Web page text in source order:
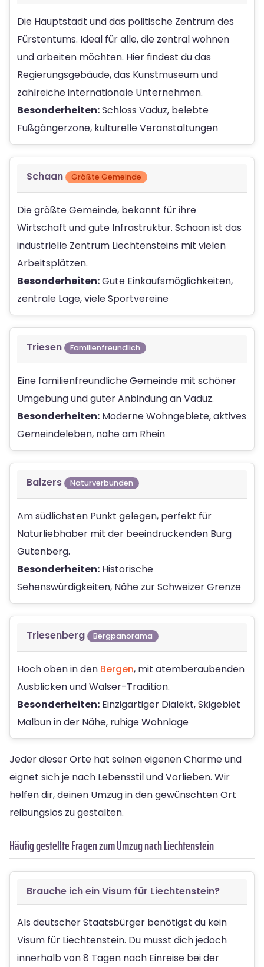
Die Hauptstadt und das politische Zentrum des
Fürstentums. Ideal für alle, die zentral wohnen
und arbeiten möchten. Hier findest du das
Regierungsgebäude, das Kunstmuseum und
zahlreiche internationale Unternehmen.
Besonderheiten:Schloss Vaduz, belebte
Fußgängerzone, kulturelle Veranstaltungen
Schaan Größte Gemeinde
Die größte Gemeinde, bekannt für ihre
Wirtschaft und gute Infrastruktur. Schaan ist das
industrielle Zentrum Liechtensteins mit vielen
Arbeitsplätzen.
Besonderheiten:Gute Einkaufsmöglichkeiten,
zentrale Lage, viele Sportvereine
Triesen Familienfreundlich
Eine familienfreundliche Gemeinde mit schöner
Umgebung und guter Anbindung an Vaduz.
Besonderheiten: Moderne Wohngebiete, aktives
Gemeindeleben, nahe am Rhein
Balzers Naturverbunden
Am südlichsten Punkt gelegen, perfekt für
Naturliebhaber mit der beeindruckenden Burg
Gutenberg.
Besonderheiten: Historische
Sehenswürdigkeiten, Nähe zur Schweizer Grenze
Triesenberg Bergpanorama
Hoch oben in den Bergen, mit atemberaubenden
Ausblicken und Walser-Tradition.
Besonderheiten: Einzigartiger Dialekt, Skigebiet
Malbun in der Nähe, ruhige Wohnlage
Jeder dieser Orte hat seinen eigenen Charme und
eignet sich je nach Lebensstil und Vorlieben. Wir
helfen dir, deinen Umzug in den gewünschten Ort
reibungslos zu gestalten.
Häufig gestellte Fragen zum Umzug nach Liechtenstein
Brauche ich ein Visum für Liechtenstein?
Als deutscher Staatsbürger benötigst du kein
Visum für Liechtenstein. Du musst dich jedoch
innerhalb von 8 Tagen nach Einreise bei der